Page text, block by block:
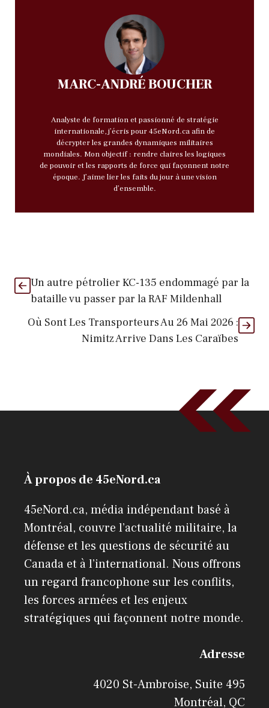
MARC-ANDRÉ BOUCHER
Analyste de formation et passionné de stratégie
internationale, j’écris pour 45eNord.ca afin de
décrypter les grandes dynamiques militaires
mondiales. Mon objectif : rendre claires les logiques
de pouvoir et les rapports de force qui façonnent notre
époque. J’aime lier les faits du jour à une vision
d’ensemble.
Un autre pétrolier KC-135 endommagé par la
bataille vu passer par la RAF Mildenhall
Où Sont Les Transporteurs Au 26 Mai 2026 :
Nimitz Arrive Dans Les Caraïbes
À propos de 45eNord.ca
45eNord.ca, média indépendant basé à
Montréal, couvre l’actualité militaire, la
défense et les questions de sécurité au
Canada et à l’international. Nous offrons
un regard francophone sur les conflits,
les forces armées et les enjeux
stratégiques qui façonnent notre monde.
Adresse
4020 St-Ambroise, Suite 495
Montréal, QC